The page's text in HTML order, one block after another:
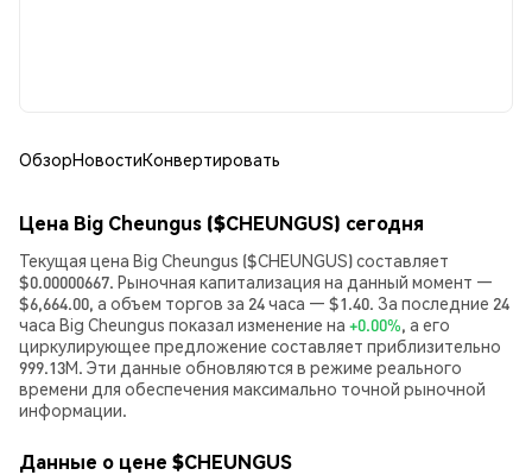
ОбзорНовостиКонвертировать
Цена Big Cheungus ($CHEUNGUS) сегодня
Текущая цена Big Cheungus ($CHEUNGUS) составляет
$0.00000667. Рыночная капитализация на данный момент —
$6,664.00, а объем торгов за 24 часа — $1.40. За последние 24
часа Big Cheungus показал изменение на +0.00%, а его
циркулирующее предложение составляет приблизительно
999.13M. Эти данные обновляются в режиме реального
времени для обеспечения максимально точной рыночной
информации.
Данные о цене $CHEUNGUS